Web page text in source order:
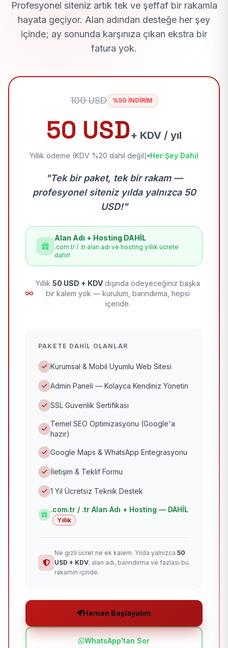
Profesyonel siteniz artık tek ve şeffaf bir rakamla
hayata geçiyor. Alan adından desteğe her şey
içinde; ay sonunda karşınıza çıkan ekstra bir
fatura yok.
100 USD %50 İNDİRİM
50 USD+ KDV / yıl
Yıllık ödeme (KDV %20 dahil değil) Her Şey Dahil
"Tek bir paket, tek bir rakam —
profesyonel siteniz yılda yalnızca 50
USD!"
Alan Adı + Hosting DAHİL
.com.tr / .tr alan adı ve hosting yıllık ücrete
dahil!
Yıllık 50 USD + KDV dışında ödeyeceğiniz başka
bir kalem yok — kurulum, barındırma, hepsi
içeride.
PAKETE DAHIL OLANLAR
Kurumsal & Mobil Uyumlu Web Sitesi
Admin Paneli — Kolayca Kendiniz Yönetin
SSL Güvenlik Sertifikası
Temel SEO Optimizasyonu (Google'a
hazır)
Google Maps & WhatsApp Entegrasyonu
İletişim & Teklif Formu
1 Yıl Ücretsiz Teknik Destek
.com.tr / .tr Alan Adı + Hosting — DAHİL
Yıllık
Ne gizli ücret ne ek kalem. Yılda yalnızca 50
USD + KDV; alan adı, barındırma ve fazlası bu
rakamın içinde.
Hemen Başlayalım
WhatsApp'tan Sor